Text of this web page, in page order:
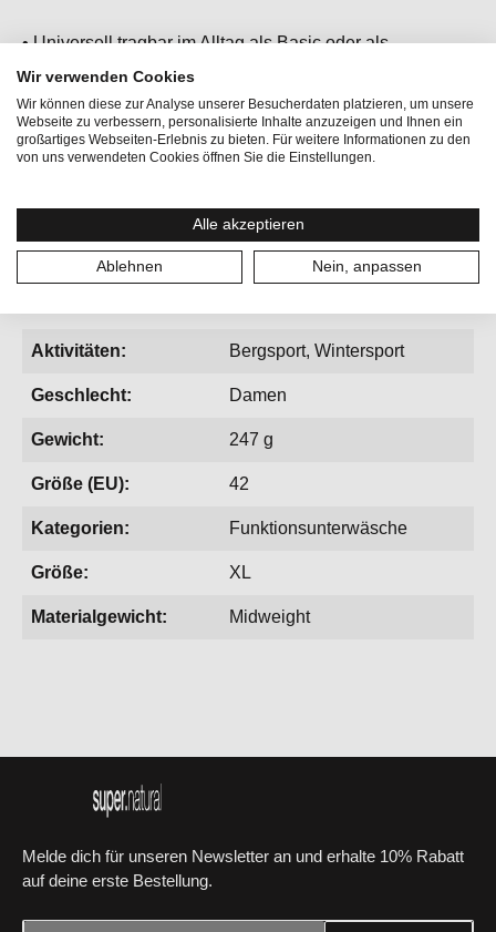
• Universell tragbar im Alltag als Basic oder als
Funktionsunterwäsche
• Stehkragen mit 1/4 Zip bietet zuverlässigen Schutz vor
Kälte
temperaturregulierend
Aktivitäten: Bergsport, Wintersport
Geschlecht: Damen
Gewicht: 247 g
Größe (EU): 42
Kategorien: Funktionsunterwäsche
Größe: XL
Materialgewicht: Midweight
Melde dich für unseren Newsletter an und erhalte 10% Rabatt
auf deine erste Bestellung.
Wir verwenden Cookies
Wir können diese zur Analyse unserer Besucherdaten platzieren, um unsere
Webseite zu verbessern, personalisierte Inhalte anzuzeigen und Ihnen ein
großartiges Webseiten-Erlebnis zu bieten. Für weitere Informationen zu den
von uns verwendeten Cookies öffnen Sie die Einstellungen.
Alle akzeptieren
Ablehnen Nein, anpassen